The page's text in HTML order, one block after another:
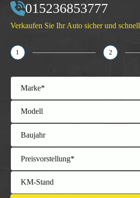
015236853777
Verkaufen Sie Ihr Auto sicher und schnell
1 2
Marke*
Modell
Baujahr
Preisvorstellung*
KM-Stand